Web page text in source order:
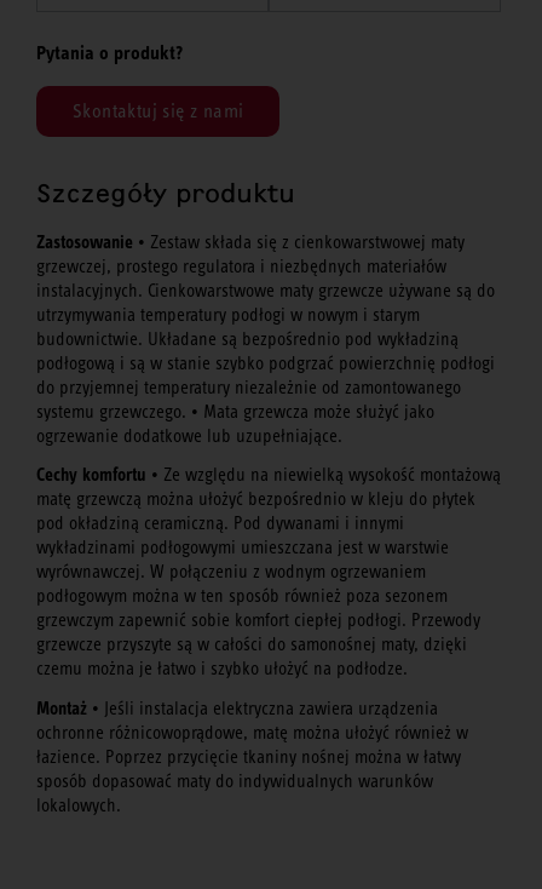
Pytania o produkt?
Skontaktuj się z nami
Szczegóły produktu
Zastosowanie • Zestaw składa się z cienkowarstwowej maty
grzewczej, prostego regulatora i niezbędnych materiałów
instalacyjnych. Cienkowarstwowe maty grzewcze używane są do
utrzymywania temperatury podłogi w nowym i starym
budownictwie. Układane są bezpośrednio pod wykładziną
podłogową i są w stanie szybko podgrzać powierzchnię podłogi
do przyjemnej temperatury niezależnie od zamontowanego
systemu grzewczego. • Mata grzewcza może służyć jako
ogrzewanie dodatkowe lub uzupełniające.
Cechy komfortu • Ze względu na niewielką wysokość montażową
matę grzewczą można ułożyć bezpośrednio w kleju do płytek
pod okładziną ceramiczną. Pod dywanami i innymi
wykładzinami podłogowymi umieszczana jest w warstwie
wyrównawczej. W połączeniu z wodnym ogrzewaniem
podłogowym można w ten sposób również poza sezonem
grzewczym zapewnić sobie komfort ciepłej podłogi. Przewody
grzewcze przyszyte są w całości do samonośnej maty, dzięki
czemu można je łatwo i szybko ułożyć na podłodze.
Montaż • Jeśli instalacja elektryczna zawiera urządzenia
ochronne różnicowoprądowe, matę można ułożyć również w
łazience. Poprzez przycięcie tkaniny nośnej można w łatwy
sposób dopasować maty do indywidualnych warunków
lokalowych.